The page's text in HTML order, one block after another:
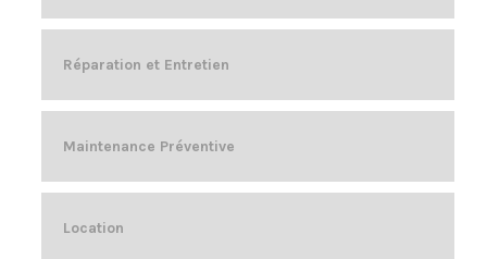
Réparation et Entretien
Maintenance Préventive
Location